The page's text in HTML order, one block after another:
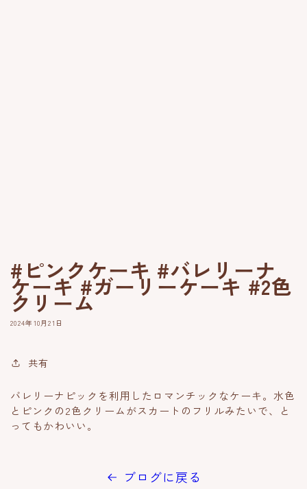
#ピンクケーキ #バレリーナ
ケーキ #ガーリーケーキ #2色
クリーム
2024年10月21日
共有
バレリーナピックを利用したロマンチックなケーキ。水色
とピンクの2色クリームがスカートのフリルみたいで、と
ってもかわいい。
ブログに戻る